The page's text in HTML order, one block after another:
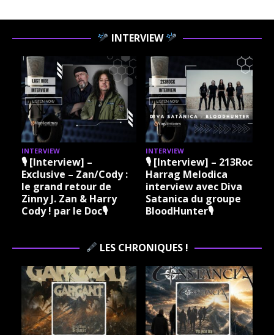
INTERVIEW
INTERVIEW
🎙 [Interview] –
Exclusive – Zan/Cody :
le grand retour de
Zinny J. Zan & Harry
Cody ! par le Doc🎙
INTERVIEW
🎙 [Interview] – 213Rock
Harrag Melodica
interview avec Diva
Satanica du groupe
BloodHunter🎙
LES CHRONIQUES !